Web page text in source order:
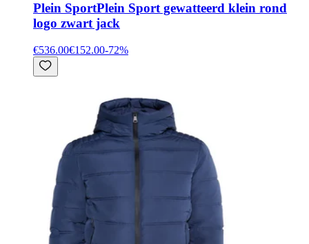
Plein SportPlein Sport gewatteerd klein rond
logo zwart jack
€536.00€152.00-72%